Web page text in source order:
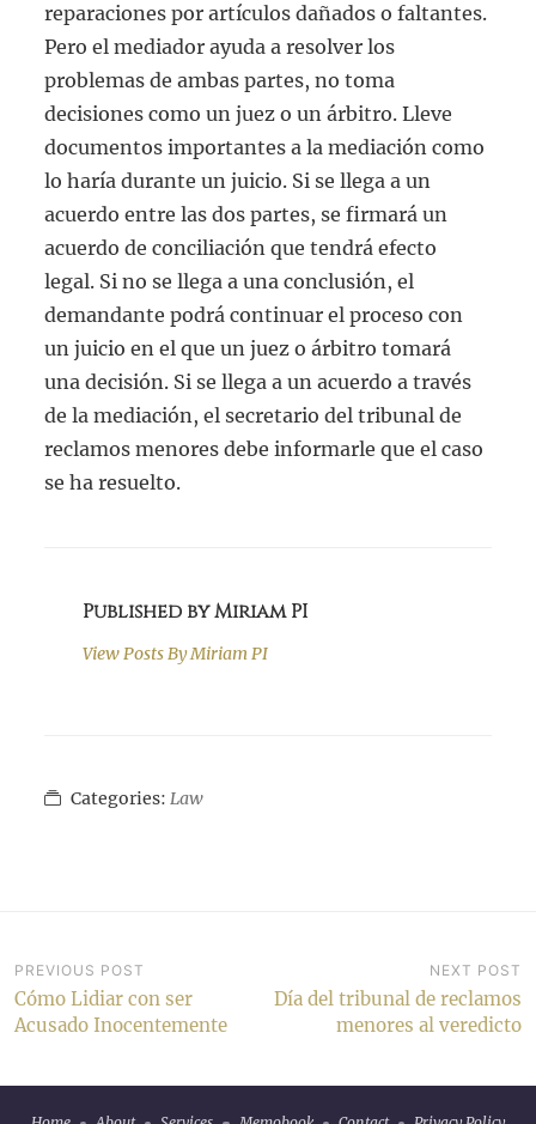
reparaciones por artículos dañados o faltantes.
Pero el mediador ayuda a resolver los
problemas de ambas partes, no toma
decisiones como un juez o un árbitro. Lleve
documentos importantes a la mediación como
lo haría durante un juicio. Si se llega a un
acuerdo entre las dos partes, se firmará un
acuerdo de conciliación que tendrá efecto
legal. Si no se llega a una conclusión, el
demandante podrá continuar el proceso con
un juicio en el que un juez o árbitro tomará
una decisión. Si se llega a un acuerdo a través
de la mediación, el secretario del tribunal de
reclamos menores debe informarle que el caso
se ha resuelto.
Published by Miriam PI
View Posts ByMiriam PI
Categories:Law
Post
navigation
PREVIOUS POST
Cómo Lidiar con ser
Acusado Inocentemente
NEXT POST
Día del tribunal de reclamos
menores al veredicto